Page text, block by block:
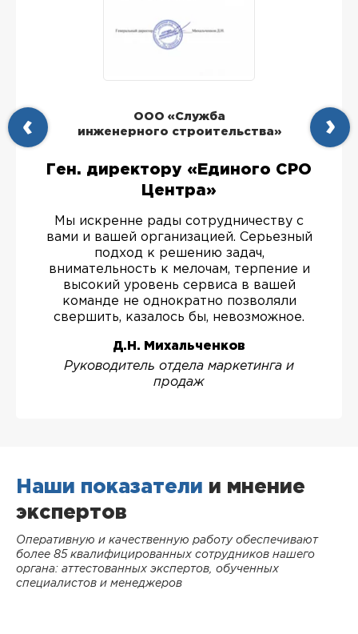
ООО «Служба
инженерного строительства»
Ген. директору «Единого СРО
Центра»
Мы искренне рады сотрудничеству с
вами и вашей организацией. Серьезный
подход к решению задач,
внимательность к мелочам, терпение и
высокий уровень сервиса в вашей
команде не однократно позволяли
свершить, казалось бы, невозможное.
Д.Н. Михальченков
Руководитель отдела маркетинга и
продаж
Наши показатели и мнение
экспертов
Оперативную и качественную работу обеспечивают
более 85 квалифицированных сотрудников нашего
органа: аттестованных экспертов, обученных
специалистов и менеджеров